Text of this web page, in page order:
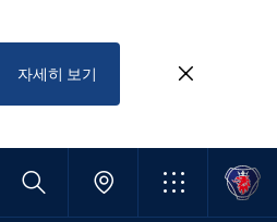
자세히 보기